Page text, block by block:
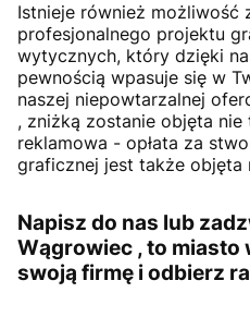
Istnieje również możliwość
profesjonalnego projektu
wytycznych, który dzięki
pewnością wpasuje się w
naszej niepowtarzalnej
, zniżką zostanie objęta
reklamowa - opłata za
graficznej jest także objęta
Napisz do nas lub
Wągrowiec , to
swoją firmę i odbierz